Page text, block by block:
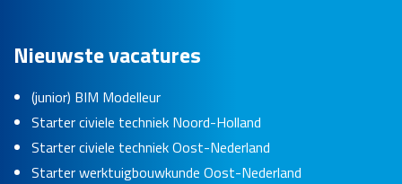
Nieuwste vacatures
(junior) BIM Modelleur
Starter civiele techniek Noord-Holland
Starter civiele techniek Oost-Nederland
Starter werktuigbouwkunde Oost-Nederland